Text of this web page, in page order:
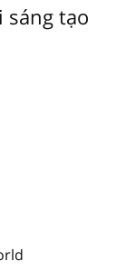
sáng tạo